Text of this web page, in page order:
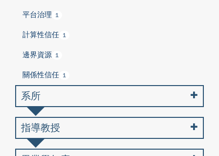
平台治理 1
計算性信任 1
邊界資源 1
關係性信任 1
系所
指導教授